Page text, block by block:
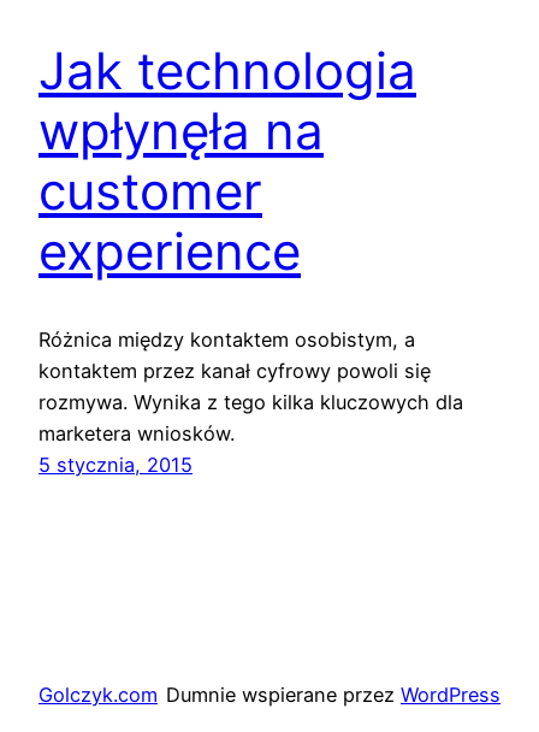
Jak technologia
wpłynęła na
customer
experience
Różnica między kontaktem osobistym, a
kontaktem przez kanał cyfrowy powoli się
rozmywa. Wynika z tego kilka kluczowych dla
marketera wniosków.
5 stycznia, 2015
Golczyk.com Dumnie wspierane przez WordPress